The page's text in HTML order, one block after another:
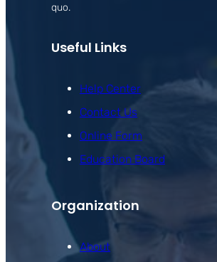
quo.
Useful Links
Help Center
Contact Us
Online Form
Education Board
Organization
About